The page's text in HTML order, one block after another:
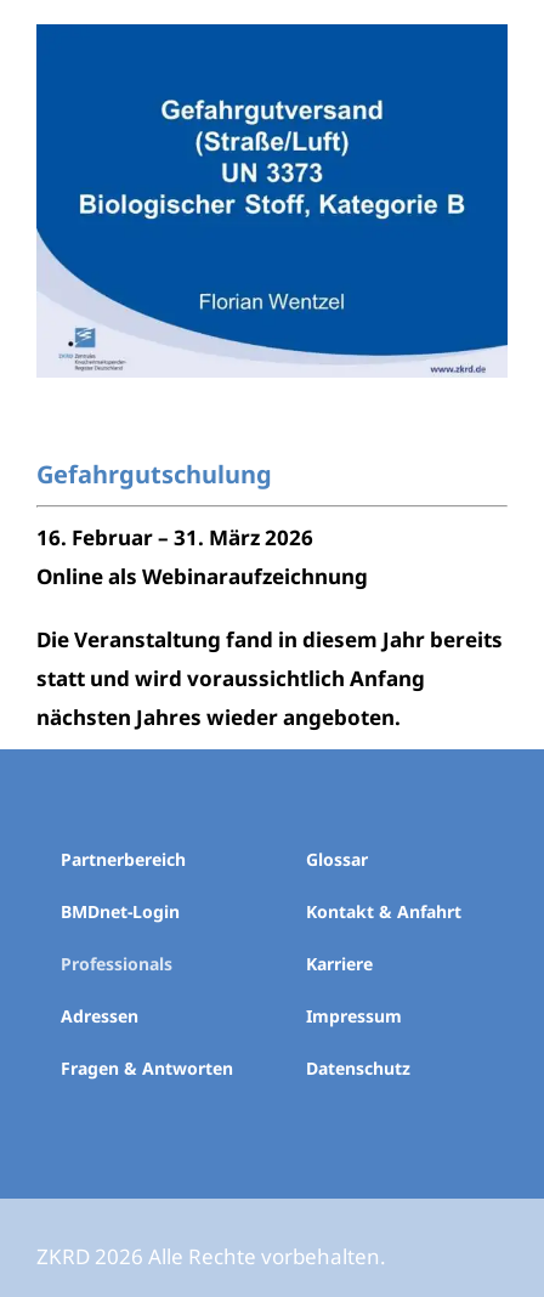
Gefahrgutschulung
16. Februar – 31. März 2026
Online als Webinaraufzeichnung
Die Veranstaltung fand in diesem Jahr bereits
statt und wird voraussichtlich Anfang
nächsten Jahres wieder angeboten.
Partnerbereich
BMDnet-Login
Professionals
Adressen
Fragen & Antworten
Glossar
Kontakt & Anfahrt
Karriere
Impressum
Datenschutz
ZKRD 2026 Alle Rechte vorbehalten.